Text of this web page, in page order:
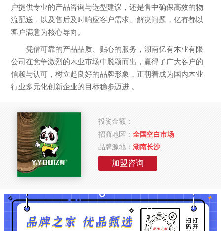
户提供专业的产品咨询与选型建议，还是售中确保高效的物
流配送，以及售后及时响应客户需求、解决问题，亿有都以
客户满意为核心导向。
凭借可靠的产品品质、贴心的服务，湖南亿有木业有限
公司在竞争激烈的木业市场中脱颖而出，赢得了广大客户的
信赖与认可，树立起良好的品牌形象，正朝着成为国内木业
行业多元化创新企业的目标稳步迈进 。
投资金额：
招商地区：全国空白市场
品牌源地：湖南长沙
加盟咨询